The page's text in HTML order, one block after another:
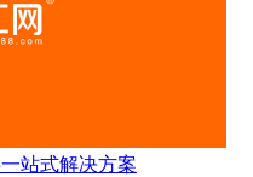
站式解决方案